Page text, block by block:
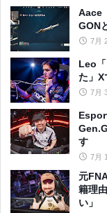
Aace
GON
7月
Leo
た」X
7月
す
7月
元
籍理
い」